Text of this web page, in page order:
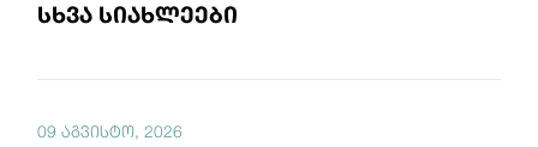
სხვა სიახლეები
09 აგვისტო, 2026